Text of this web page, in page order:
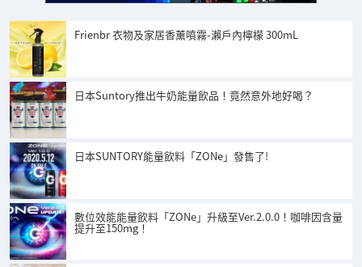
Frienbr 衣物及家居香薰噴霧-瀨戶內檸檬 300mL
日本Suntory推出牛奶能量飲品！竟然意外地好喝？
日本SUNTORY能量飲料「ZONe」發售了!
數位效能能量飲料「ZONe」升級至Ver.2.0.0！咖啡因含量
提升至150mg！